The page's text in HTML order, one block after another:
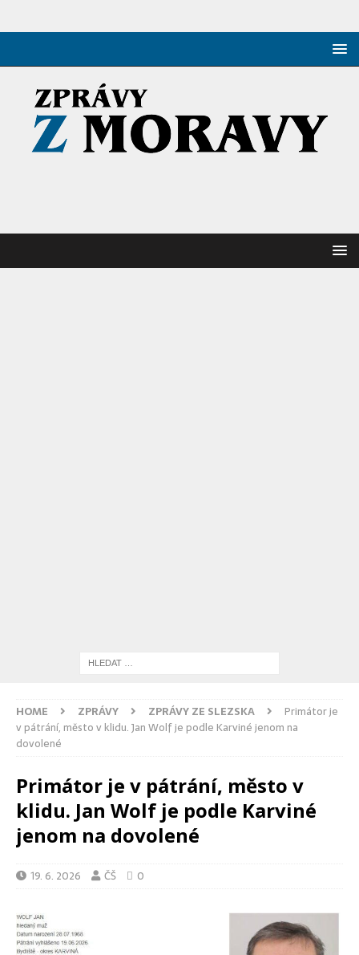
HOME ZPRÁVY ZPRÁVY ZE SLEZSKA
Primátor je
v pátrání, město v klidu. Jan Wolf je podle Karviné jenom na
dovolené
Primátor je v pátrání, město v
klidu. Jan Wolf je podle Karviné
jenom na dovolené
19. 6. 2026 ČŠ 0